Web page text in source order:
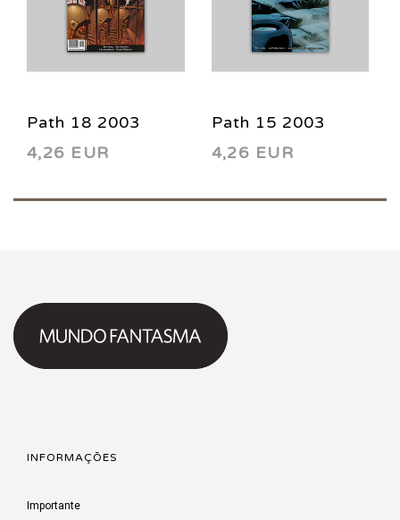
Path 18 2003
4,26 EUR
Path 15 2003
4,26 EUR
INFORMAÇÕES
Importante